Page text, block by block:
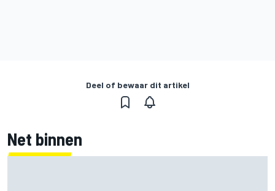
Deel of bewaar dit artikel
Net binnen